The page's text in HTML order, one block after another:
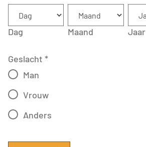
Dag Maand Jaar
Geslacht *
Man
Vrouw
Anders